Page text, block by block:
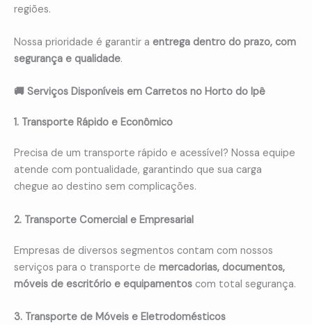
regiões.
Nossa prioridade é garantir a entrega dentro do prazo, com
segurança e qualidade.
🚚 Serviços Disponíveis em Carretos no Horto do Ipê
1. Transporte Rápido e Econômico
Precisa de um transporte rápido e acessível? Nossa equipe
atende com pontualidade, garantindo que sua carga
chegue ao destino sem complicações.
2. Transporte Comercial e Empresarial
Empresas de diversos segmentos contam com nossos
serviços para o transporte de mercadorias, documentos,
móveis de escritório e equipamentos com total segurança.
3. Transporte de Móveis e Eletrodomésticos